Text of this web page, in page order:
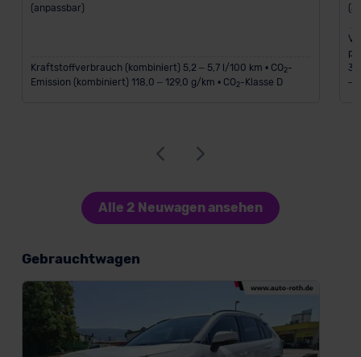
(anpassbar)
Kraftstoffverbrauch (kombiniert) 5,2 – 5,7 l/100 km • CO2-
Emission (kombiniert) 118,0 – 129,0 g/km • CO2-Klasse D
–
Alle 2 Neuwagen ansehen
Gebrauchtwagen